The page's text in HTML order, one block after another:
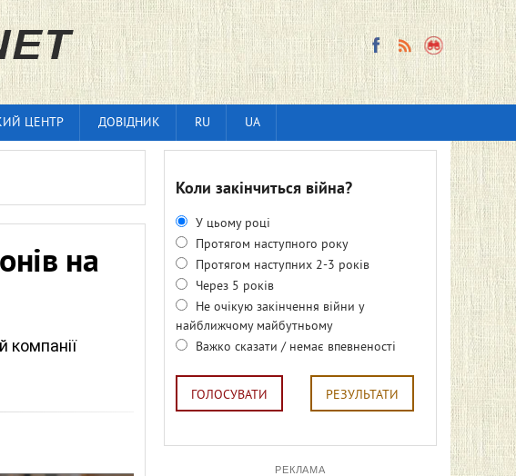
ЦЕНТР ДОВІДНИК RU UA
на
компанії
Коли закінчиться війна?
У цьому році
Протягом наступного року
Протягом наступних 2-3 років
Через 5 років
Не очікую закінчення війни у
найближчому майбутньому
Важко сказати / немає впевненості
ГОЛОСУВАТИ РЕЗУЛЬТАТИ
РЕКЛАМА